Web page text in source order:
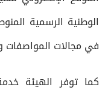
الوطنية الرسمية
في مجالات المواصفات
كما توفر الهيئة